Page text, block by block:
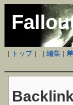
[ トップ] [編集 |